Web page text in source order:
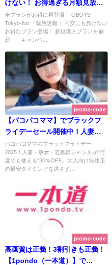
けない！ お得過ぎる月額見放題
の新プラン爆誕！ ※ 攻略法つ
きです！
全プランがお得に再登場！ GBOYS
Tokyo-hot 「緊急速報！ 円安にも負けない
お得なプラン登場！ 新規購入プランを刷
新！」キャンペ...
promo-code
【パコパコママ】でブラックフ
ライデーセール開催中！人妻・
熟女・若奥様が何度でも
30％OFF価格で！ 可愛い系の人
妻が尻を舐め尽くしてくれる最
年11月最新版】
パコパコママのブラックフライデー
2025！人妻・熟女・若奥様ジャンルが“何
度でも使える”30％OFF。大人向け無修正
の最安タイミングを逃さず...
promo-code
高画質は正義！3割引きも正義！
【1pondo（一本道）】で